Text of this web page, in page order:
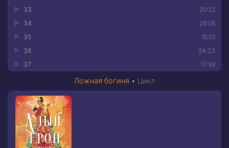
20:22
33
28:56
34
15:01
35
24:23
36
17:59
37
Ложная богиня • Цикл